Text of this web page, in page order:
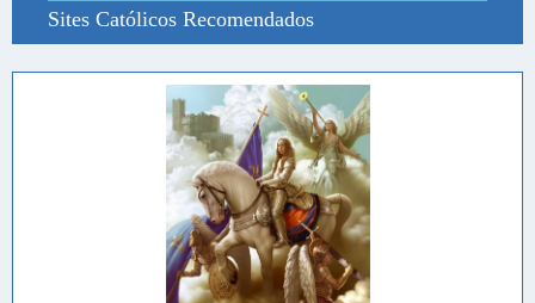
Sites Católicos Recomendados